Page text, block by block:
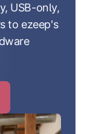
USB-only,
to ezeep's